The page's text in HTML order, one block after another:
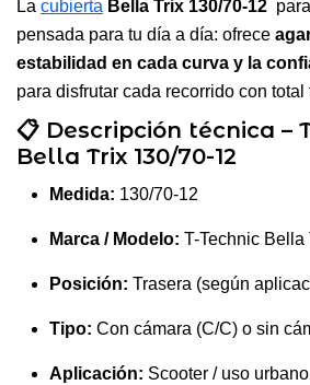
La cubierta Bella Trix 130/70-12 para
pensada para tu día a día: ofrece
estabilidad en cada curva y la
para disfrutar cada recorrido con
📋 Descripción técnica –
Bella Trix 130/70-12
Medida: 130/70-12
Marca / Modelo: T-Technic Bella
Posición: Trasera (según
Tipo: Con cámara (C/C) o sin
Aplicación: Scooter / uso urbano